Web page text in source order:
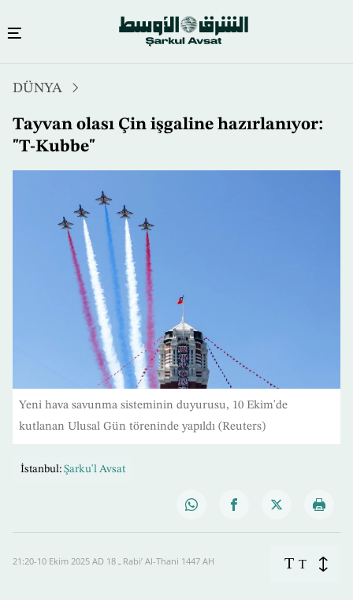
içeriğe
atla
DÜNYA
Tayvan olası Çin işgaline hazırlanıyor:
"T-Kubbe"
Yeni hava savunma sisteminin duyurusu, 10 Ekim'de
kutlanan Ulusal Gün töreninde yapıldı (Reuters)
İstanbul: Şarku'l Avsat
21:20-10 Ekim 2025 AD ـ 18 Rabi’ Al-Thani 1447 AH T T